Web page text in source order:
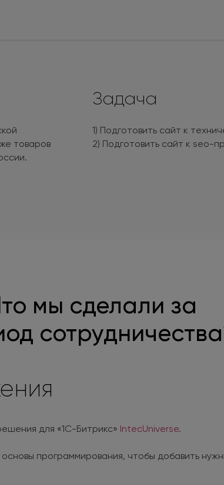
товаров
Задача
1) Подготовить сайт к
2) Подготовить сайт к seo-
мы сделали за
для «1С-Битрикс» IntecUniverse.
программирования, чтобы добавить